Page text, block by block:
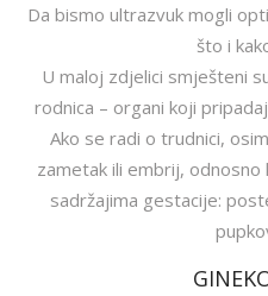
Da bismo ultrazvuk mogli
što i
U maloj zdjelici smješteni
rodnica – organi koji
Ako se radi o trudnici,
zametak ili embrij,
sadržajima gestacije: